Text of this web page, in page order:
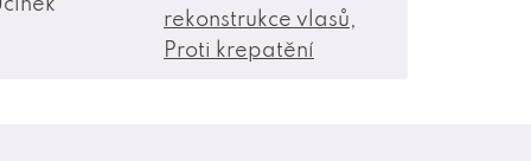
rekonstrukce vlasů,
Proti krepatění